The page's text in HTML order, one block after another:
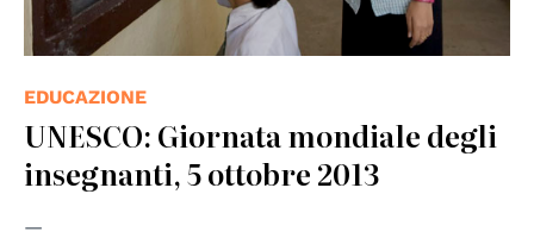
EDUCAZIONE
UNESCO: Giornata mondiale degli
insegnanti, 5 ottobre 2013